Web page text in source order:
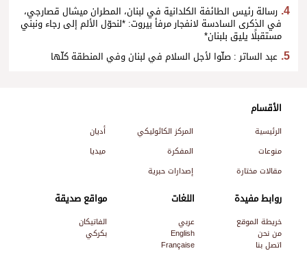
رسالة رئيس الطائفة الكلدانية في لبنان، المطران ميشال قصارجي،
في الذكرى السادسة لانفجار مرفأ بيروت: *لنحوّل الألم إلى رجاء ونبني
مستقبلًا يليق بلبنان*
عبد الساتر : صلّوا لأجل السلام في لبنان وفي المنطقة كلّها
الأقسام
الرئيسية المركز الكاثوليكي
أديان
منوعات
المفكرة
ميديا
مقالات مختارة
إصدارات حبرية
روابط مفيدة
خريطة الموقع
من نحن
اتصل بنا
اللغات
عربي
English
Française
مواقع صديقة
الفاتيكان
بكركي